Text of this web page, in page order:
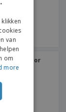
voor
van
om
more